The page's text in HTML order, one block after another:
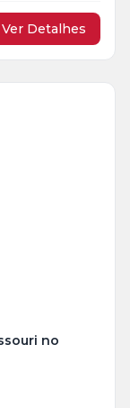
Ver Detalhes
no